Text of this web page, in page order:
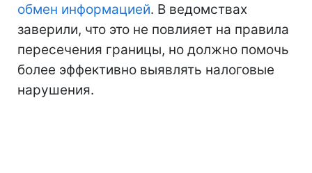
обмен информацией. В ведомствах
заверили, что это не повлияет на правила
пересечения границы, но должно помочь
более эффективно выявлять налоговые
нарушения.